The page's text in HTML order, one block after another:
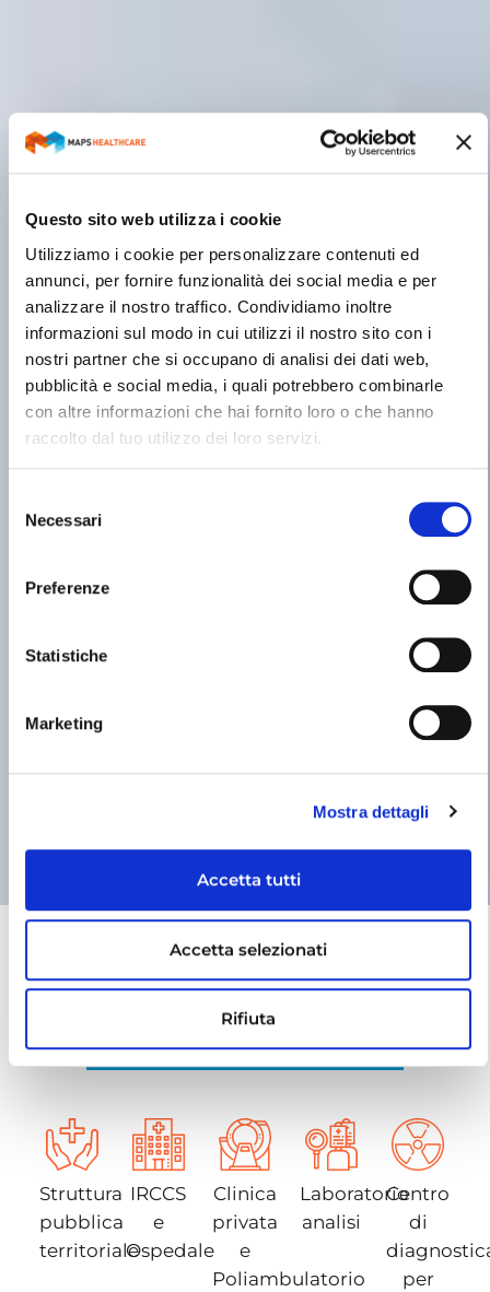
Questo sito web utilizza i cookie
Utilizziamo i cookie per personalizzare contenuti ed
annunci, per fornire funzionalità dei social media e per
analizzare il nostro traffico. Condividiamo inoltre
informazioni sul modo in cui utilizzi il nostro sito con i
nostri partner che si occupano di analisi dei dati web,
pubblicità e social media, i quali potrebbero combinarle
con altre informazioni che hai fornito loro o che hanno
raccolto dal tuo utilizzo dei loro servizi.
delNecessari
Preferenze
Statistiche
Marketing
Mostra dettagli
Accetta tutti
Accetta selezionati
Rifiuta
PROGETTATE PER LE
ORGANIZZAZIONI SANITARIE
Struttura
pubblica
territoriale
IRCCS
e
Ospedale
Clinica
privata
e
Poliambulatorio
Laboratorio
analisi
Centro
di
per